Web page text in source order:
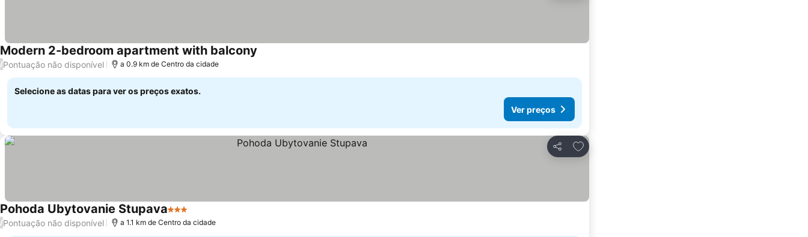
Modern 2-bedroom apartment with balcony
/Pontuação não disponível a 0.9 km de Centro da cidade
Selecione as datas para ver os preços exatos.
Ver preços
Partilhar
Adicionar aos favoritos
Pohoda Ubytovanie Stupava3 Estrelas
/Pontuação não disponível a 1.1 km de Centro da cidade